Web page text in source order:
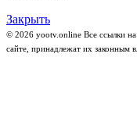
Закрыть
© 2026 yootv.online Все ссылки
сайте, принадлежат их законным